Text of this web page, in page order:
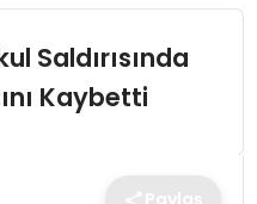
Saldırısında
Kaybetti